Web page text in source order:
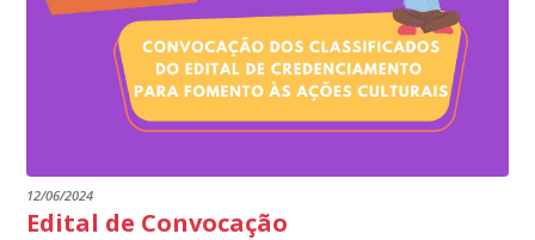
12/06/2024
Edital de Convocação